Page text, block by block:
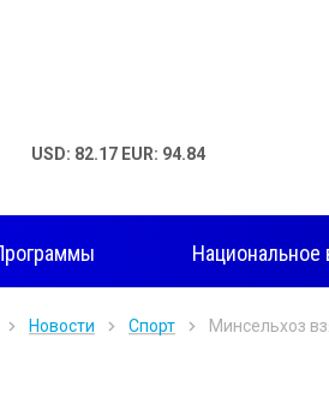
USD: 82.17 EUR: 94.84
Национальное
Новости Спорт Минсельхоз